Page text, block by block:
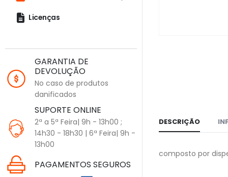
DESCRIÇÃO
composto por
Licenças
GARANTIA DE
DEVOLUÇÃO
No caso de produtos
danificados
SUPORTE ONLINE
2ª a 5ª Feira| 9h - 13h00 ;
14h30 - 18h30 | 6ª Feira| 9h -
13h00
PAGAMENTOS SEGUROS